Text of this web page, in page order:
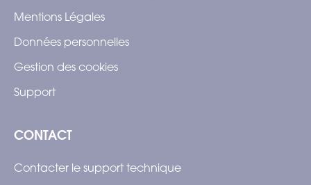
Mentions Légales
Données personnelles
Gestion des cookies
Support
CONTACT
Contacter le support technique